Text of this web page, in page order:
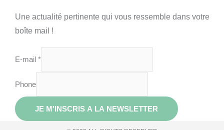
Une actualité pertinente qui vous ressemble dans votre
boîte mail !
E-mail *
Phone
JE M'INSCRIS A LA NEWSLETTER